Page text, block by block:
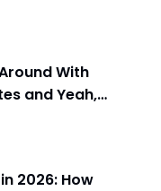
With
and Yeah,
Matter Now
2026: How